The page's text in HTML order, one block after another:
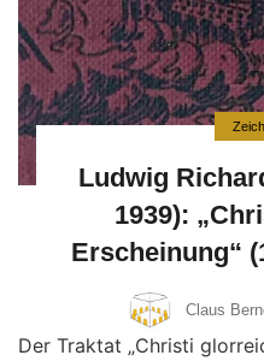
Ludwig
1939):
Erscheinung“
Claus
Der Traktat „Christi